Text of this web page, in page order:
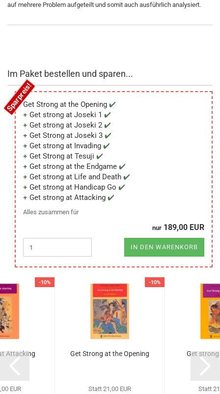
auf mehrere Problem aufgeteilt und somit auch ausführlich analysiert.
Im Paket bestellen und sparen...
Get Strong at the Opening
Get strong at Joseki 1
Get strong at Joseki 2
Get Strong at Joseki 3
Get strong at Invading
Get Strong at Tesuji
Get strong at the Endgame
Get strong at Life and Death
Get strong at Handicap Go
Get strong at Attacking
Alles zusammen für
nur 189,00 EUR
IN DEN WARENKORB
-10%
Attacking
EUR
-10%
Get Strong at the Opening
Statt 21,00 EUR
Get
Statt